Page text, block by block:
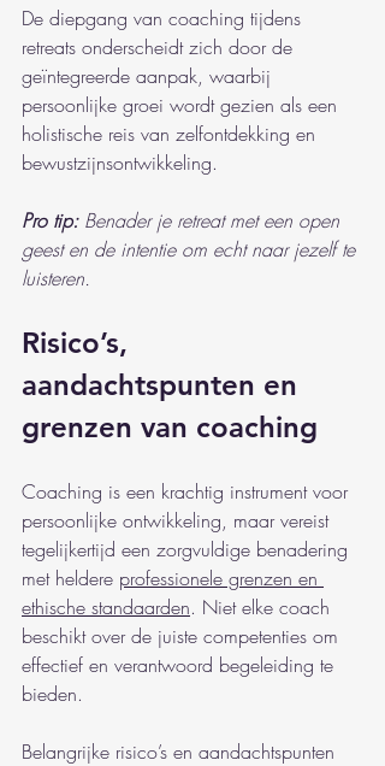
De diepgang van coaching tijdens
retreats onderscheidt zich door de
geïntegreerde aanpak, waarbij
persoonlijke groei wordt gezien als een
holistische reis van zelfontdekking en
bewustzijnsontwikkeling.
Pro tip: Benader je retreat met een open
geest en de intentie om echt naar jezelf te
luisteren.
Risico’s,
aandachtspunten en
grenzen van coaching
Coaching is een krachtig instrument voor
persoonlijke ontwikkeling, maar vereist
tegelijkertijd een zorgvuldige benadering
met heldere professionele grenzen en
ethische standaarden. Niet elke coach
beschikt over de juiste competenties om
effectief en verantwoord begeleiding te
bieden.
Belangrijke risico’s en aandachtspunten